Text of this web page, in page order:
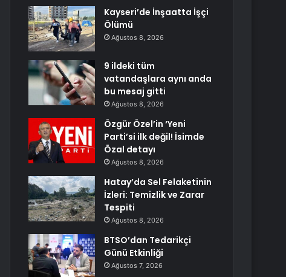
Kayseri’de İnşaatta İşçi
Ölümü
Ağustos 8, 2026
9 ildeki tüm
vatandaşlara aynı anda
bu mesaj gitti
Ağustos 8, 2026
Özgür Özel’in ‘Yeni
Parti’si ilk değil! İsimde
Özal detayı
Ağustos 8, 2026
Hatay’da Sel Felaketinin
İzleri: Temizlik ve Zarar
Tespiti
Ağustos 8, 2026
BTSO’dan Tedarikçi
Günü Etkinliği
Ağustos 7, 2026